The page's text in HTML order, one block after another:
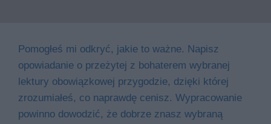
Pomogłeś mi odkryć, jakie to ważne. Napisz
opowiadanie o przeżytej z bohaterem wybranej
lektury obowiązkowej przygodzie, dzięki której
zrozumiałeś, co naprawdę cenisz. Wypracowanie
powinno dowodzić, że dobrze znasz wybraną